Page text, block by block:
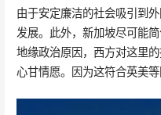
由于安定廉洁的社会吸引到
发展。此外，新加坡尽可能
地缘政治原因，西方对这里
心甘情愿。因为这符合英美等